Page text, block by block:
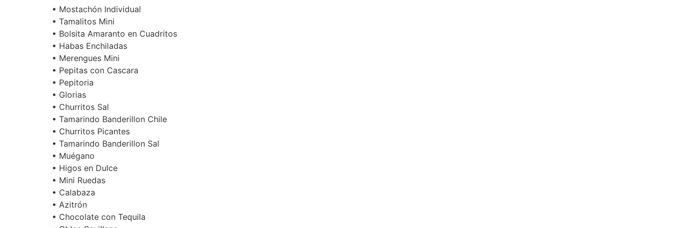
• Mostachón Individual
• Tamalitos Mini
• Bolsita Amaranto en Cuadritos
• Habas Enchiladas
• Merengues Mini
• Pepitas con Cascara
• Pepitoria
• Glorias
• Churritos Sal
• Tamarindo Banderillon Chile
• Churritos Picantes
• Tamarindo Banderillon Sal
• Muégano
• Higos en Dulce
• Mini Ruedas
• Calabaza
• Azitrón
• Chocolate con Tequila